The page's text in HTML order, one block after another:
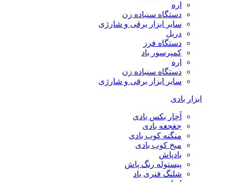
اره
دستگاه سنباده زن
سایر ابزار برقی و شارژی
دریل
دستگاه فرز
کمپرسور باد
اره
دستگاه سنباده زن
سایر ابزار برقی و شارژی
ابزار بادی
آچار بکس بادی
جغجغه بادی
منگنه کوب بادی
میخ کوب بادی
بادپاش
پیستوله رنگ پاش
شلنگ فنری باد